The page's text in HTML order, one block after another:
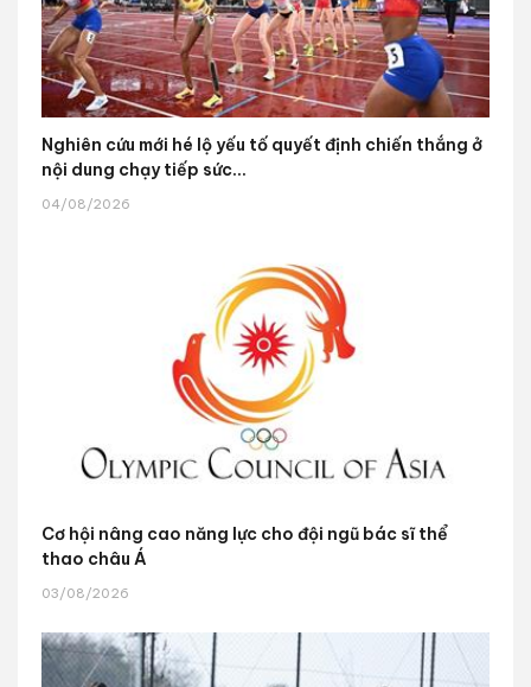
Nghiên cứu mới hé lộ yếu tố quyết định chiến thắng ở
nội dung chạy tiếp sức...
04/08/2026
Cơ hội nâng cao năng lực cho đội ngũ bác sĩ thể
thao châu Á
03/08/2026